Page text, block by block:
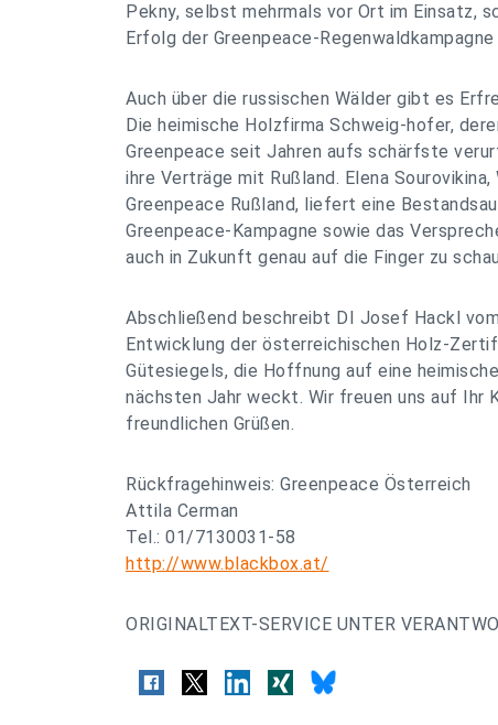
Pekny, selbst mehrmals vor Ort im Einsatz,
Erfolg der Greenpeace-Regenwaldkampagne
Auch über die russischen Wälder gibt es
Die heimische Holzfirma Schweig-hofer,
Greenpeace seit Jahren aufs schärfste
ihre Verträge mit Rußland. Elena
Greenpeace Rußland, liefert eine
Greenpeace-Kampagne sowie das
auch in Zukunft genau auf die Finger zu
Abschließend beschreibt DI Josef Hackl
Entwicklung der österreichischen Holz-
Gütesiegels, die Hoffnung auf eine
nächsten Jahr weckt. Wir freuen uns auf Ihr
freundlichen Grüßen.
Rückfragehinweis: Greenpeace Österreich
Attila Cerman
Tel.: 01/7130031-58
http://www.blackbox.at/
ORIGINALTEXT-SERVICE UNTER